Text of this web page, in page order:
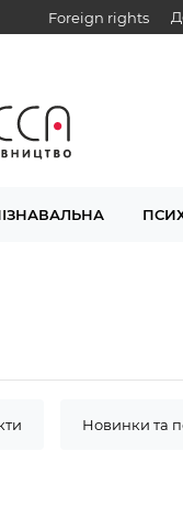
Foreign rights
Новинки та